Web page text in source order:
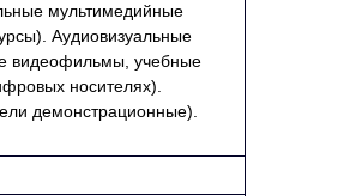
мультимедийные
Аудиовизуальные
видеофильмы, учебные
носителях).
демонстрационные).